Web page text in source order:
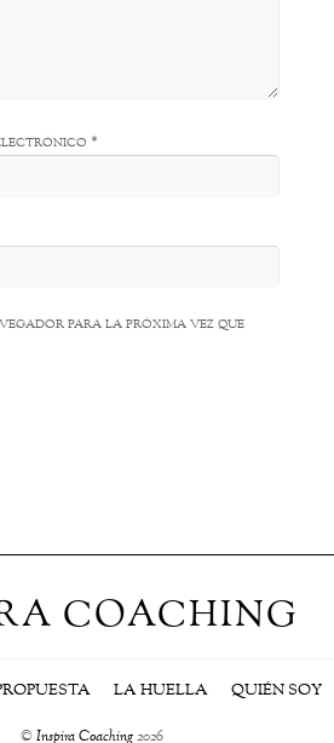
*
para la próxima vez que
COACHING
LA HUELLA QUIÉN SOY
© Inspira Coaching2026